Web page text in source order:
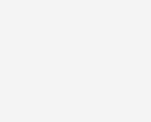
de una de las
en relación a
hasta que la policía
que todo ha sido una
de intentos de